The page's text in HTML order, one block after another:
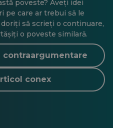
poveste? Aveți idei
pe care ar trebui să le
să scrieți o continuare,
o poveste similară.
conex